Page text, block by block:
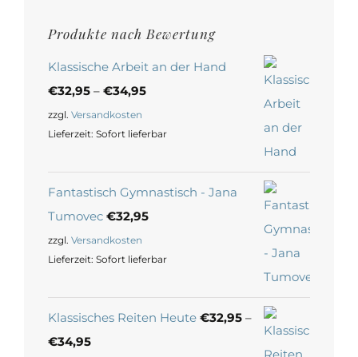
Produkte nach Bewertung
Klassische Arbeit an der Hand
€32,95 – €34,95
zzgl. Versandkosten
Lieferzeit: Sofort lieferbar
Fantastisch Gymnastisch - Jana
Tumovec €32,95
zzgl. Versandkosten
Lieferzeit: Sofort lieferbar
Klassisches Reiten Heute €32,95 –
€34,95